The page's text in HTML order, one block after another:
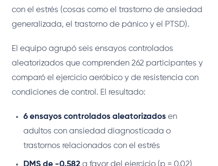
con el estrés (cosas como el trastorno de ansiedad
generalizada, el trastorno de pánico y el PTSD).
El equipo agrupó seis ensayos controlados
aleatorizados que comprenden 262 participantes y
comparó el ejercicio aeróbico y de resistencia con
condiciones de control. El resultado:
6 ensayos controlados aleatorizados en
adultos con ansiedad diagnosticada o
trastornos relacionados con el estrés
DMS de -0,582 a favor del ejercicio (p = 0,02)